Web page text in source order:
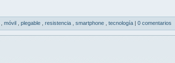
móvil plegable resistencia smartphone tecnología | 0 comentarios